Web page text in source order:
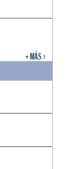
+ MÁS >